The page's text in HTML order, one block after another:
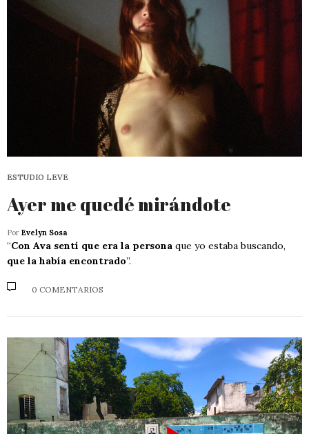
ESTUDIO LEVE
Ayer me quedé mirándote
Por Evelyn Sosa
“Con Ava sentí que era la persona que yo estaba buscando,
que la había encontrado”.
0 COMENTARIOS